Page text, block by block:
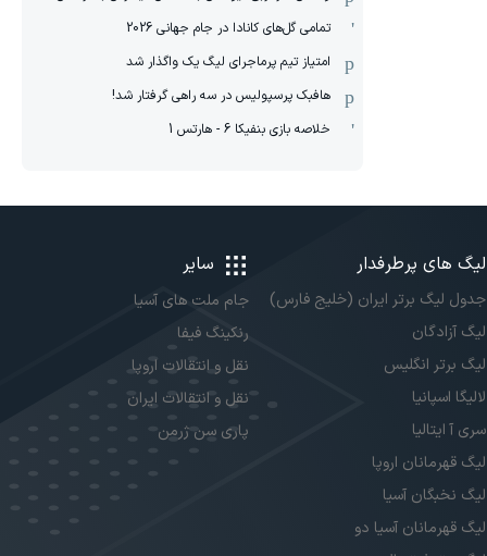
تمامی گل‌های کانادا در جام جهانی 2026
امتیاز تیم پرماجرای لیگ یک واگذار شد
هافبک پرسپولیس در سه راهی گرفتار شد!
خلاصه بازی بنفیکا 6 - هارتس 1
لیگ های پرطرفدار
جدول لیگ برتر ایران (خلیج فارس)
لیگ آزادگان
لیگ برتر انگلیس
لالیگا اسپانیا
سری آ ایتالیا
لیگ قهرمانان اروپا
لیگ نخبگان آسیا
لیگ قهرمانان آسیا دو
سایر
جام ملت های آسیا
رنکینگ فیفا
نقل و انتقالات اروپا
نقل و انتقالات ایران
پاری سن ژرمن